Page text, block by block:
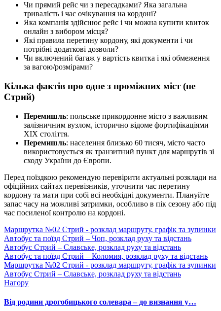
Чи прямий рейс чи з пересадками? Яка загальна
тривалість і час очікування на кордоні?
Яка компанія здійснює рейс і чи можна купити квиток
онлайн з вибором місця?
Які правила перетину кордону, які документи і чи
потрібні додаткові дозволи?
Чи включений багаж у вартість квитка і які обмеження
за вагою/розмірами?
Кілька фактів про одне з проміжних міст (не
Стрий)
Перемишль: польське прикордонне місто з важливим
залізничним вузлом, історично відоме фортифікаціями
XIX століття.
Перемишль: населення близько 60 тисяч, місто часто
використовується як транзитний пункт для маршрутів зі
сходу України до Європи.
Перед поїздкою рекомендую перевірити актуальні розклади на
офіційних сайтах перевізників, уточнити час перетину
кордону та мати при собі всі необхідні документи. Плануйте
запас часу на можливі затримки, особливо в пік сезону або під
час посиленої контролю на кордоні.
Маршрутка №02 Стрий - розклад маршруту, графік та зупинки
Автобус та поїзд Стрий – Чоп, розклад руху та відстань
Автобус Стрий – Славське, розклад руху та відстань
Автобус та поїзд Стрий – Коломия, розклад руху та відстань
Маршрутка №02 Стрий - розклад маршруту, графік та зупинки
Автобус Стрий – Славське, розклад руху та відстань
Нагору
Від родини дрогобицького солевара – до визнання у…